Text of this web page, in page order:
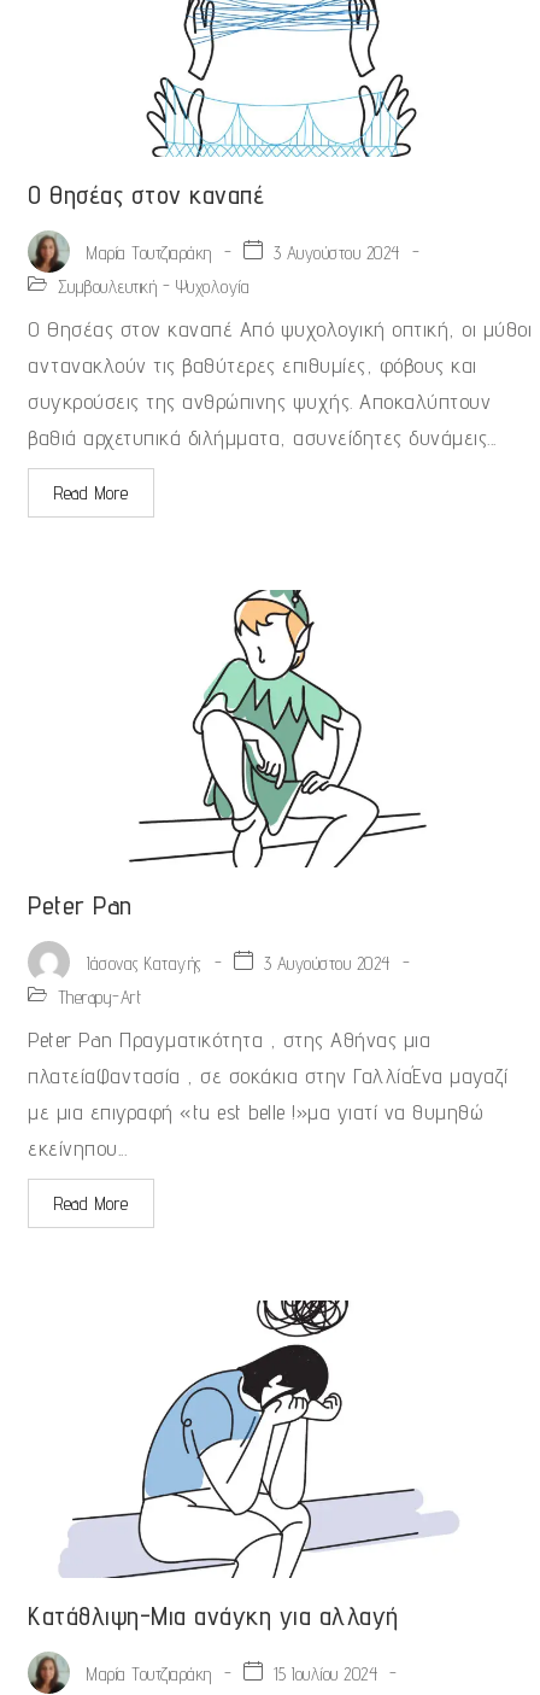
Ο Θησέας στον καναπέ
Μαρία Τουτζιαράκη - 3 Αυγούστου 2024
-
Συμβουλευτική - Ψυχολογία
Ο Θησέας στον καναπέ Από ψυχολογική οπτική, οι μύθοι
αντανακλούν τις βαθύτερες επιθυμίες, φόβους και
συγκρούσεις της ανθρώπινης ψυχής. Αποκαλύπτουν
βαθιά αρχετυπικά διλήμματα, ασυνείδητες δυνάμεις...
Read More
Peter Pan
Ιάσονας Καταγής - 3 Αυγούστου 2024
-
Therapy-Art
Peter Pan Πραγματικότητα , στης Αθήνας μια
πλατείαΦαντασία , σε σοκάκια στην ΓαλλίαΈνα μαγαζί
με μια επιγραφή «tu est belle !»μα γιατί να θυμηθώ
εκείνηπου...
Read More
Κατάθλιψη-Μια ανάγκη για αλλαγή
Μαρία Τουτζιαράκη - 15 Ιουλίου 2024 -